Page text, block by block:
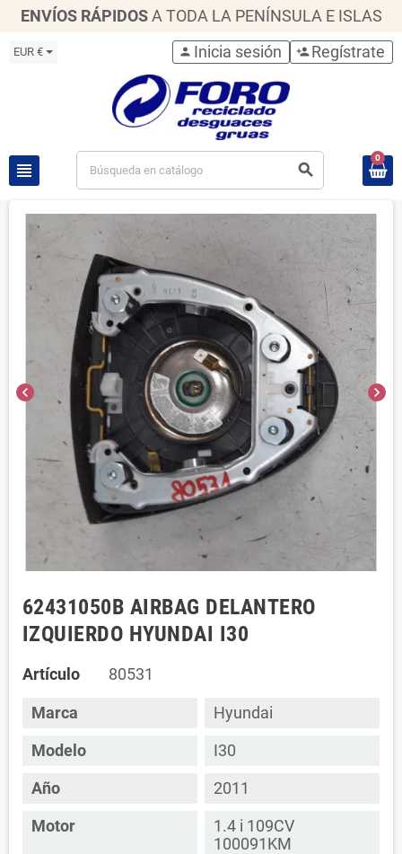
ENVÍOS RÁPIDOS A TODA LA PENÍNSULA E ISLAS
EUR €
view_headline search
person Inicia sesión person_add Regístrate
0
chevron_left chevron_right
62431050B AIRBAG DELANTERO
IZQUIERDO HYUNDAI I30
Artículo 80531
Marca
Hyundai
Modelo
I30
Año
2011
Motor
1.4 i 109CV
100091KM